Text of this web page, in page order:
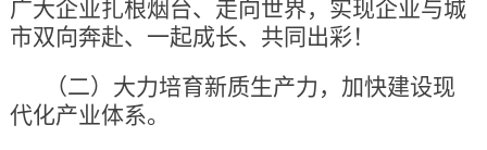
广大企业扎根烟台、走向世界，实现企业与城
市双向奔赴、一起成长、共同出彩！
（二）大力培育新质生产力，加快建设现
代化产业体系。